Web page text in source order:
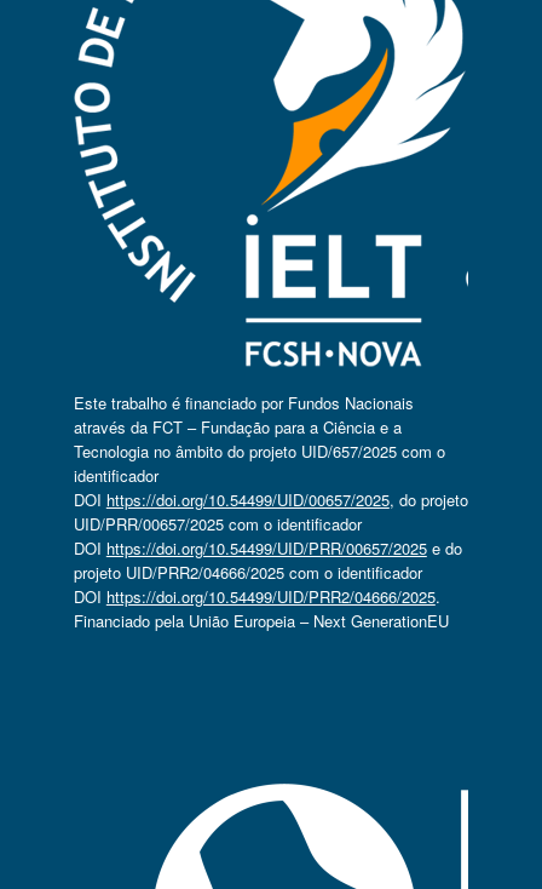
Este trabalho é financiado por Fundos Nacionais
através da FCT – Fundação para a Ciência e a
Tecnologia no âmbito do projeto UID/657/2025 com o
identificador
DOI https://doi.org/10.54499/UID/00657/2025, do projeto
UID/PRR/00657/2025 com o identificador
DOI https://doi.org/10.54499/UID/PRR/00657/2025e do
projeto UID/PRR2/04666/2025 com o identificador
DOI https://doi.org/10.54499/UID/PRR2/04666/2025.
Financiado pela União Europeia – Next GenerationEU